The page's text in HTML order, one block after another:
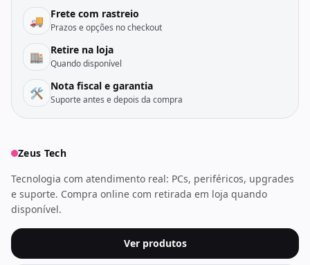
🚚 Frete com rastreio
Prazos e opções no checkout
🏬 Retire na loja
Quando disponível
🛠️ Nota fiscal e garantia
Suporte antes e depois da compra
Zeus Tech
Tecnologia com atendimento real: PCs, periféricos, upgrades
e suporte. Compra online com retirada em loja quando
disponível.
Ver produtos